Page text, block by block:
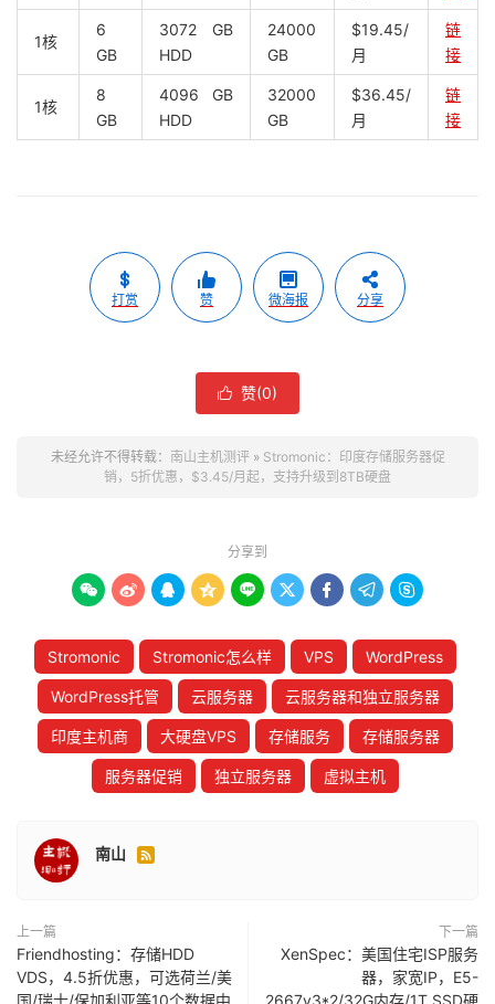
1核
6
GB
3072 GB
HDD
24000
GB
$19.45/
月
链
接
1核
8
GB
4096 GB
HDD
32000
GB
$36.45/
月
链
接
打赏 赞 微海报 分享
 赞(0)
未经允许不得转载： 南山主机测评» Stromonic：印度存储服务器促
销，5折优惠，$3.45/月起，支持升级到8TB硬盘
分享到
        
Stromonic Stromonic怎么样 VPS WordPress
WordPress托管 云服务器 云服务器和独立服务器
印度主机商 大硬盘VPS 存储服务 存储服务器
服务器促销 独立服务器 虚拟主机
南山 
上一篇
Friendhosting：存储HDD
VDS，4.5折优惠，可选荷兰/美
下一篇
XenSpec：美国住宅ISP服务
器，家宽IP，E5-